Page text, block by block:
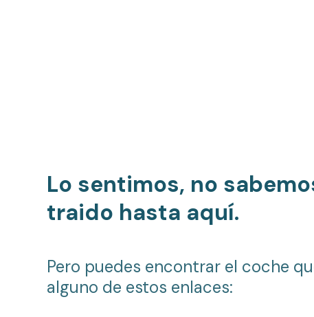
Lo sentimos, no
traido hasta aquí.
Pero puedes encontrar el coche
alguno de estos enlaces: